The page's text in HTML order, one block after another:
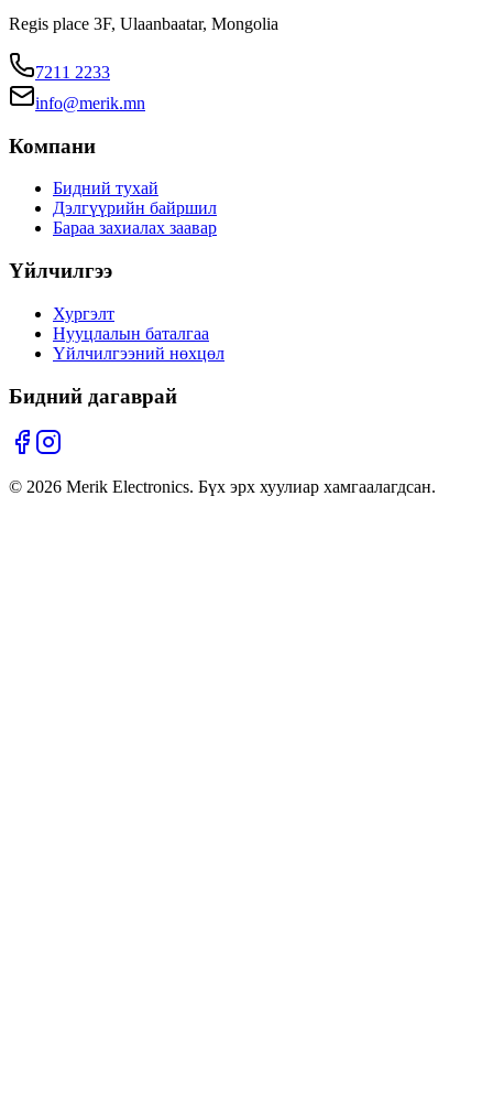
Regis place 3F, Ulaanbaatar, Mongolia
7211 2233
info@merik.mn
Компани
Бидний тухай
Дэлгүүрийн байршил
Бараа захиалах заавар
Үйлчилгээ
Хургэлт
Нууцлалын баталгаа
Үйлчилгээний нөхцөл
Бидний дагаврай
© 2026 Merik Electronics. Бүх эрх хуулиар хамгаалагдсан.